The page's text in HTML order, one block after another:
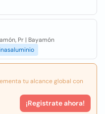
Pr | Bayamón
tu alcance global con
¡Registrate ahora!